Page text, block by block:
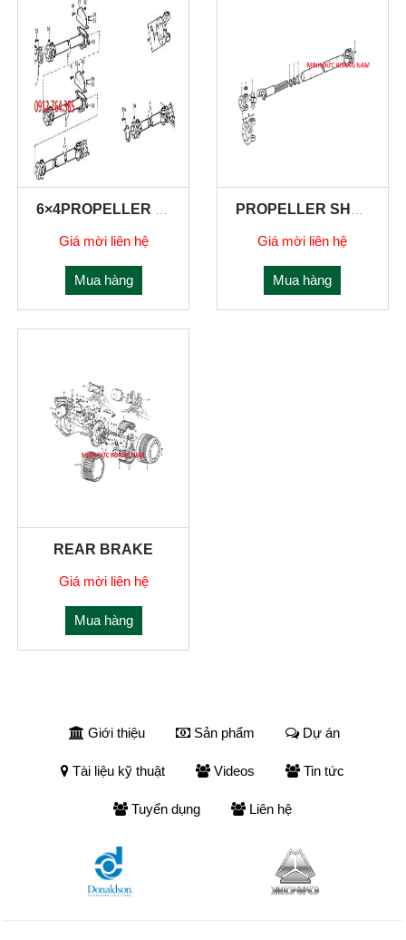
Giá mời liên hệ
Mua hàng
Giá mời liên hệ
Mua hàng
REAR BRAKE
Giá mời liên hệ
Mua hàng
Giới thiệu Sản phẩm Dự án
Tài liệu kỹ thuật Videos Tin tức
Tuyển dụng Liên hệ